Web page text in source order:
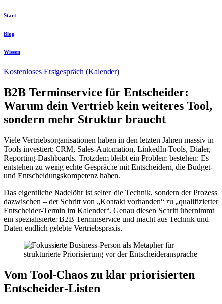
Zum
springen
Start
Blog
Wissen
Kostenloses Erstgespräch (Kalender)
B2B Terminservice für Entscheider:
Warum dein Vertrieb kein weiteres Tool,
sondern mehr Struktur braucht
Viele Vertriebsorganisationen haben in den letzten Jahren massiv in
Tools investiert: CRM, Sales-Automation, LinkedIn-Tools, Dialer,
Reporting-Dashboards. Trotzdem bleibt ein Problem bestehen: Es
entstehen zu wenig echte Gespräche mit Entscheidern, die Budget-
und Entscheidungskompetenz haben.
Das eigentliche Nadelöhr ist selten die Technik, sondern der Prozess
dazwischen – der Schritt von „Kontakt vorhanden“ zu „qualifizierter
Entscheider-Termin im Kalender“. Genau diesen Schritt übernimmt
ein spezialisierter B2B Terminservice und macht aus Technik und
Daten endlich gelebte Vertriebspraxis.
Vom Tool-Chaos zu klar priorisierten
Entscheider-Listen